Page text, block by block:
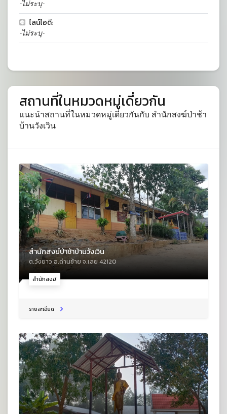
-ไม่ระบุ-
ไลน์ไอดี:
-ไม่ระบุ-
สถานที่ในหมวดหมู่เดี่ยวกัน
แนะนำสถานที่ในหมวดหมู่เดี่ยวกันกับ สำนักสงฆ์ป่าช้า
บ้านวังเวิน
สำนักสงฆ์
สำนักสงฆ์ป่าช้าบ้านวังเวิน
ต.วังยาว อ.ด่านซ้าย จ.เลย 42120
รายละเอียด